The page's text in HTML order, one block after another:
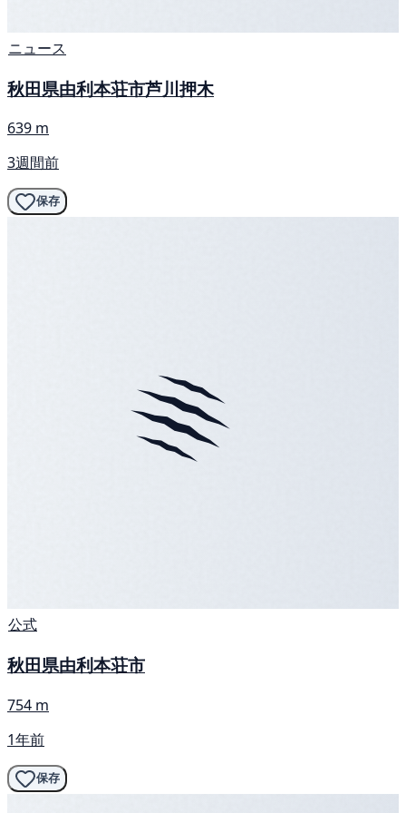
ニュース
秋田県由利本荘市芦川押木
639 m
3週間前
保存
公式
秋田県由利本荘市
754 m
1年前
保存